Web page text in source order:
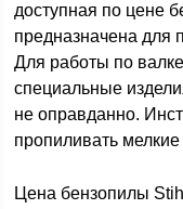
доступная по цене
предназначена для
Для работы по
специальные
не оправданно.
пропиливать
Цена бензопилы